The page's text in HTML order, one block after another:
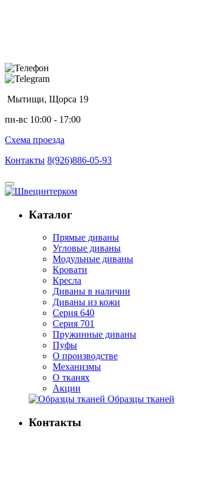
Мытищи, Щорса 19
пн-вс 10:00 - 17:00
Схема проезда
Контакты 8(926)886-05-93
Каталог
Прямые диваны
Угловые диваны
Модульные диваны
Кровати
Кресла
Диваны в наличии
Диваны из кожи
Серия 640
Серия 701
Пружинные диваны
Пуфы
О производстве
Механизмы
О тканях
Акции
Образцы тканей
Контакты